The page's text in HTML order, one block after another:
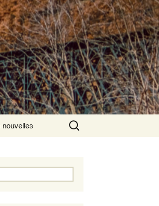
nouvelles
Rechercher :